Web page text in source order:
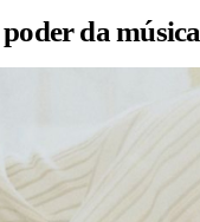
poder da música